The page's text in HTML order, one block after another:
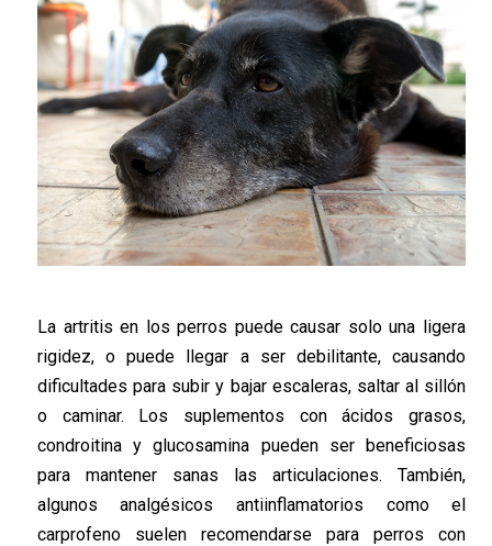
La artritis en los perros puede causar solo una ligera
rigidez, o puede llegar a ser debilitante, causando
dificultades para subir y bajar escaleras, saltar al sillón
o caminar. Los suplementos con ácidos grasos,
condroitina y glucosamina pueden ser beneficiosas
para mantener sanas las articulaciones. También,
algunos analgésicos antiinflamatorios como el
carprofeno suelen recomendarse para perros con